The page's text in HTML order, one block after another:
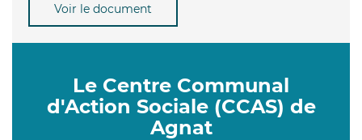
Voir le document
Le Centre Communal
d'Action Sociale (CCAS) de
Agnat